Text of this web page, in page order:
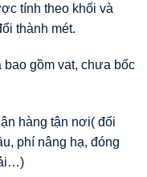
tính theo khối và
thành mét.
gồm vat, chưa bốc
hàng tận nơi( đối
phí nâng hạ, đóng